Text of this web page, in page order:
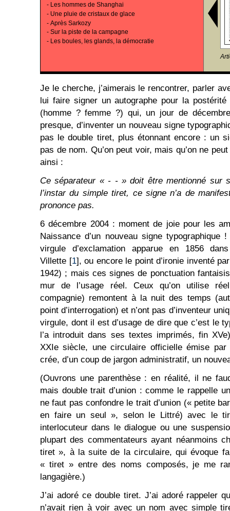
- Les hommes de Shanghai
- Une pluie de cristaux de glace
- Après Sarkozy
- Sur la piste de la campagne
- Les boules, les glands, la démocratie
Je le cherche, j’aimerais le rencontrer, parler
lui faire signer un autographe pour la
(homme ? femme ?) qui, un jour de
presque, d’inventer un nouveau signe
pas le double tiret, plus étonnant encore : un
pas de nom. Qu’on peut voir, mais qu’on ne
ainsi :
Ce séparateur « - - » doit être mentionné sur
l’instar du simple tiret, ce signe n’a de
prononce pas.
6 décembre 2004 : moment de joie pour les
Naissance d’un nouveau signe
virgule d’exclamation apparue en 1856
Villette [1], ou encore le point d’ironie inventé
1942) ; mais ces signes de ponctuation
mur de l’usage réel. Ceux qu’on utilise
compagnie) remontent à la nuit des temps
point d’interrogation) et n’ont pas d’inventeur
virgule, dont il est d’usage de dire que c’est le
l’a introduit dans ses textes imprimés, fin
XXIe siècle, une circulaire officielle émise par
crée, d’un coup de jargon administratif, un
(Ouvrons une parenthèse : en réalité, il ne
mais double trait d’union : comme le rappelle
ne faut pas confondre le trait d’union (« petite
en faire un seul », selon le Littré) avec le
interlocuteur dans le dialogue ou une
plupart des commentateurs ayant néanmoins
tiret », à la suite de la circulaire, qui évoque
« tiret » entre des noms composés, je me
langagière.)
J’ai adoré ce double tiret. J’ai adoré rappeler
n’avait rien à voir avec un nom avec simple